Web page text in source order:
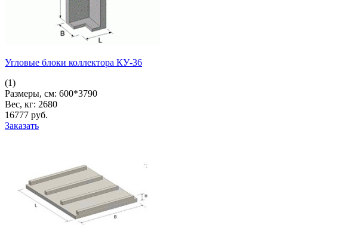
Угловые блоки коллектора КУ-36
(1)
Размеры, см: 600*3790
Вес, кг: 2680
16777 pуб.
Заказать